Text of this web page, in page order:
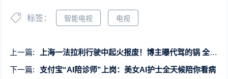
标签： 智能电视 电视
上一篇:
上海一法拉利行驶中起火报废！博主曝代驾的锅 全程1挡开车
下一篇:
支付宝“AI陪诊师”上岗：美女AI护士全天候陪你看病